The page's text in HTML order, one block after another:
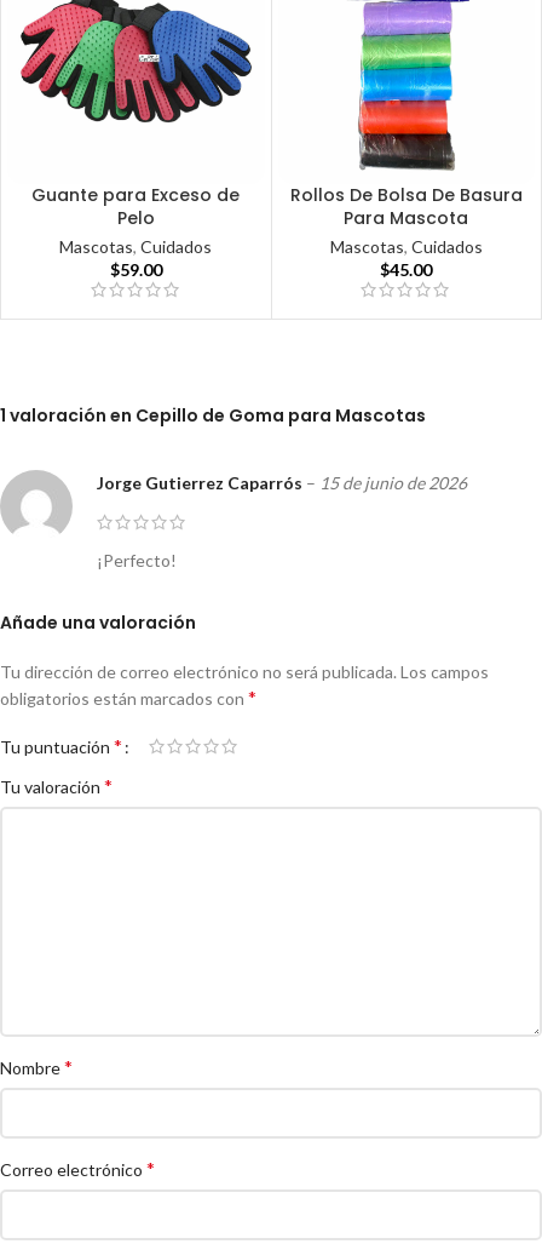
Guante para Exceso de
Pelo
Mascotas,Cuidados
$59.00
Rollos De Bolsa De Basura
Para Mascota
Mascotas, Cuidados
$45.00
1 valoración en Cepillo de Goma para Mascotas
Jorge Gutierrez Caparrós – 15 de junio de 2026
¡Perfecto!
Añade una valoración
Tu dirección de correo electrónico no será publicada. Los campos
obligatorios están marcados con *
Tu puntuación *
Tu valoración *
Nombre*
Correo electrónico *